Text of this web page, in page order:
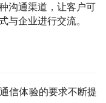
沟通渠道，让客户可
与企业进行交流。
信体验的要求不断提